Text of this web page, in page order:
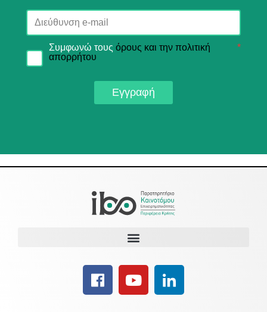
Συμφωνώ τους όρους και την πολιτική
απορρήτου
*
Εγγραφή